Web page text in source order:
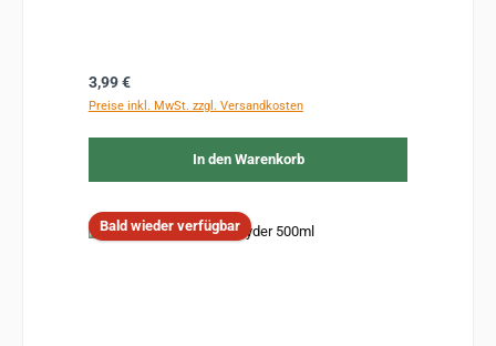
Regulärer Preis:
3,99 €
Preise inkl. MwSt. zzgl. Versandkosten
In den Warenkorb
Bald wieder verfügbar